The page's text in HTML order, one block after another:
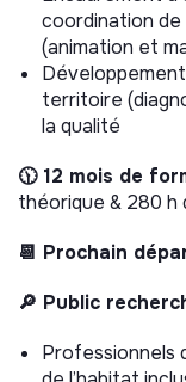
coordination
(animation et
territoire
la qualité
🕦 12 mois de
théorique & 280 h
📆 Prochain
🔎 Public
Professionnels